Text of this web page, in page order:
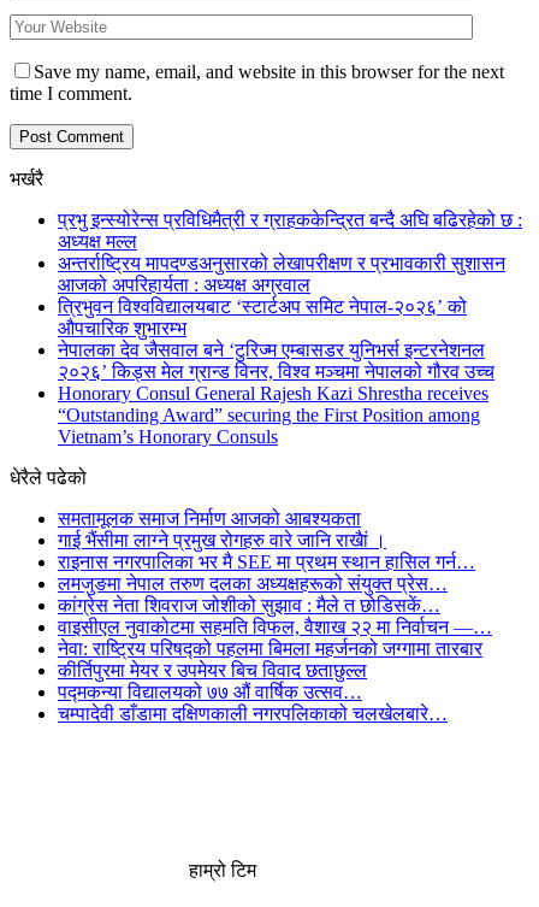
Save my name, email, and website in this browser for the next
time I comment.
भर्खरै
प्रभु इन्स्योरेन्स प्रविधिमैत्री र ग्राहककेन्द्रित बन्दै अघि बढिरहेको छ :
अध्यक्ष मल्ल
अन्तर्राष्ट्रिय मापदण्डअनुसारको लेखापरीक्षण र प्रभावकारी सुशासन
आजको अपरिहार्यता : अध्यक्ष अग्रवाल
त्रिभुवन विश्वविद्यालयबाट ‘स्टार्टअप समिट नेपाल-२०२६’ को
औपचारिक शुभारम्भ
नेपालका देव जैसवाल बने ‘टुरिज्म एम्बासडर युनिभर्स इन्टरनेशनल
२०२६’ किड्स मेल ग्रान्ड विनर, विश्व मञ्चमा नेपालको गौरव उच्च
Honorary Consul General Rajesh Kazi Shrestha receives
“Outstanding Award” securing the First Position among
Vietnam’s Honorary Consuls
धेरैले पढेको
समतामूलक समाज निर्माण आजको आबश्यकता
गाई भैंसीमा लाग्ने प्रमुख रोगहरु वारे जानि राखैां ।
राइनास नगरपालिका भर मै SEE मा प्रथम स्थान हासिल गर्न…
लमजुङमा नेपाल तरुण दलका अध्यक्षहरूको संयुक्त प्रेस…
कांग्रेस नेता शिवराज जोशीको सुझाव : मैले त छोडिसकें…
वाइसीएल नुवाकोटमा सहमति विफल, वैशाख २२ मा निर्वाचन —…
नेवा: राष्ट्रिय परिषद्को पहलमा बिमला महर्जनको जग्गामा तारबार
कीर्तिपुरमा मेयर र उपमेयर बिच विवाद छताछुल्ल
पद्मकन्या विद्यालयको ७७ औं ‌‌वार्षिक ‌उत्सव…
चम्पादेवी डाँडामा दक्षिणकाली नगरपलिकाको चलखेलबारे…
हाम्रो टिम